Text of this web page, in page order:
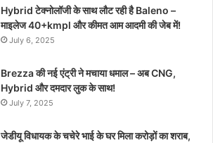
Hybrid टेक्नोलॉजी के साथ लौट रही है Baleno –
माइलेज 40+kmpl और कीमत आम आदमी की जेब में!
July 6, 2025
Brezza की नई एंट्री ने मचाया धमाल – अब CNG,
Hybrid और दमदार लुक के साथ!
July 7, 2025
जेडीयू विधायक के चचेरे भाई के घर मिला करोड़ों का शराब,